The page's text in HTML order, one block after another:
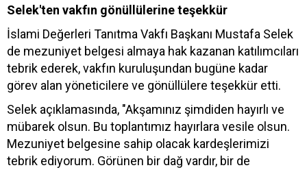
Selek'ten vakfın gönüllülerine teşekkür
İslami Değerleri Tanıtma Vakfı Başkanı Mustafa Selek
de mezuniyet belgesi almaya hak kazanan katılımcıları
tebrik ederek, vakfın kuruluşundan bugüne kadar
görev alan yöneticilere ve gönüllülere teşekkür etti.
Selek açıklamasında, "Akşamınız şimdiden hayırlı ve
mübarek olsun. Bu toplantımız hayırlara vesile olsun.
Mezuniyet belgesine sahip olacak kardeşlerimizi
tebrik ediyorum. Görünen bir dağ vardır, bir de